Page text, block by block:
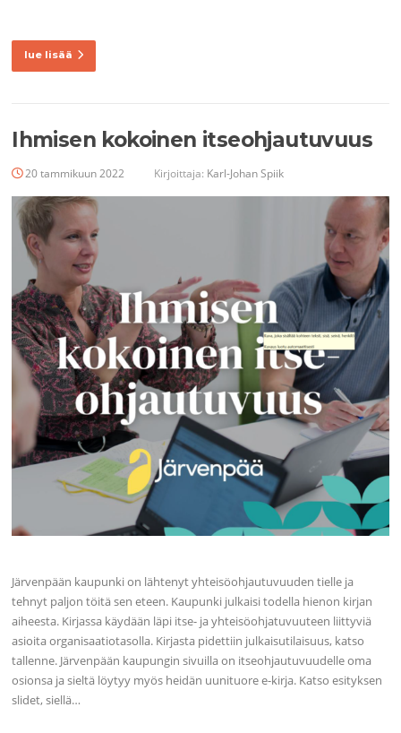
lue lisää
Ihmisen kokoinen itseohjautuvuus
20 tammikuun 2022 Kirjoittaja: Karl-Johan Spiik
Järvenpään kaupunki on lähtenyt yhteisöohjautuvuuden tielle ja
tehnyt paljon töitä sen eteen. Kaupunki julkaisi todella hienon kirjan
aiheesta. Kirjassa käydään läpi itse- ja yhteisöohjatuvuuteen liittyviä
asioita organisaatiotasolla. Kirjasta pidettiin julkaisutilaisuus, katso
tallenne. Järvenpään kaupungin sivuilla on itseohjautuvuudelle oma
osionsa ja sieltä löytyy myös heidän uunituore e-kirja. Katso esityksen
slidet, siellä…